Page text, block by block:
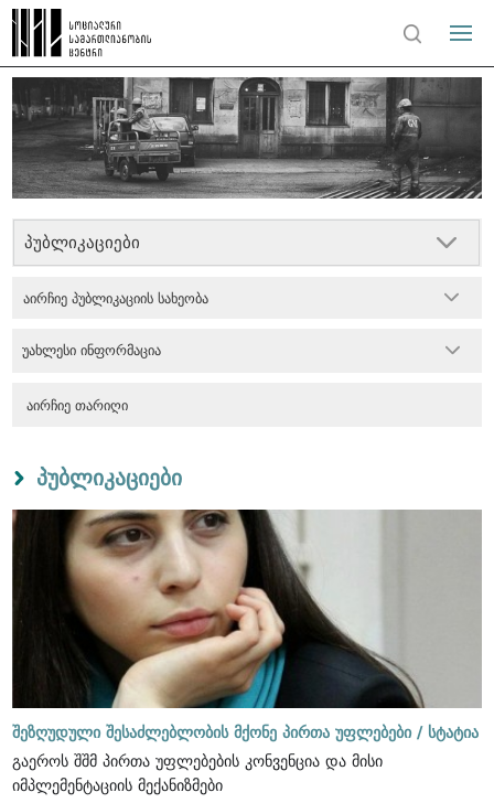
პუბლიკაციები
აირჩიე პუბლიკაციის სახეობა
უახლესი ინფორმაცია
პუბლიკაციები
შეზღუდული შესაძლებლობის მქონე პირთა უფლებები / სტატია
გაეროს შშმ პირთა უფლებების კონვენცია და მისი
იმპლემენტაციის მექანიზმები